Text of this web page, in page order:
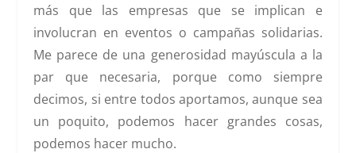
más que las empresas que se implican e
involucran en eventos o campañas solidarias.
Me parece de una generosidad mayúscula a la
par que necesaria, porque como siempre
decimos, si entre todos aportamos, aunque sea
un poquito, podemos hacer grandes cosas,
podemos hacer mucho.